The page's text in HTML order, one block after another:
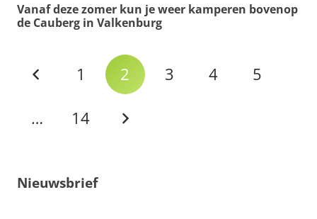
Vanaf deze zomer kun je weer kamperen bovenop
de Cauberg in Valkenburg
1 2 3 4 5
… 14
Nieuwsbrief